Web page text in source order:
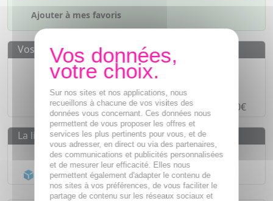
Ajouter à mes favoris
Vos avantages
Des prixIMBATTABLES
Paiement en ligne
SÉCURISÉ
Paiement en4 fois sans fraisà partir de 30€
La livraison
Livraison gratuite dès55€
Acheminement Chronoposten 24h*
Sur nos sites et nos applications, nous
recueillons à chacune de vos visites des
données vous concernant. Ces données nous
permettent de vous proposer les offres et
services les plus pertinents pour vous, et de
vous adresser, en direct ou via des partenaires,
des communications et publicités personnalisées
et de mesurer leur efficacité. Elles nous
permettent également d'adapter le contenu de
nos sites à vos préférences, de vous faciliter le
partage de contenu sur les réseaux sociaux et